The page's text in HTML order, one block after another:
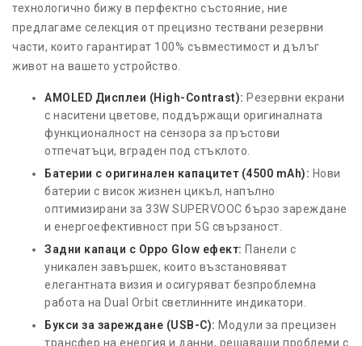
технологично бижу в перфектно състояние, ние
предлагаме селекция от прецизно тествани резервни
части, които гарантират 100% съвместимост и дълъг
живот на вашето устройство.
AMOLED Дисплеи (High-Contrast): Резервни екрани
с наситени цветове, поддържащи оригиналната
функционалност на сензора за пръстови
отпечатъци, вграден под стъклото.
Батерии с оригинален капацитет (4500 mAh): Нови
батерии с висок жизнен цикъл, напълно
оптимизирани за 33W SUPERVOOC бързо зареждане
и енергоефективност при 5G свързаност.
Задни капаци с Oppo Glow ефект: Панели с
уникален завършек, които възстановяват
елегантната визия и осигуряват безпроблемна
работа на Dual Orbit светлинните индикатори.
Букси за зареждане (USB-C): Модули за прецизен
трансфер на енергия и данни, решаващи проблеми с